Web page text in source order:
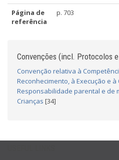
Página de
referência
p. 703
Convenções (incl. Protocolos
Convenção relativa à
Reconhecimento, à Execução e
Responsabilidade parental e de
Crianças [34]